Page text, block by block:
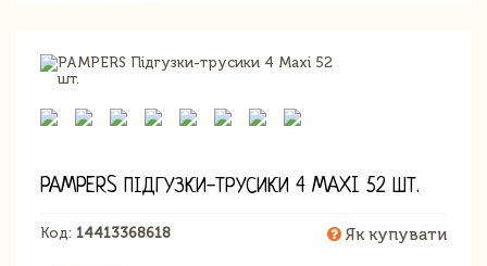
PAMPERS ПІДГУЗКИ-ТРУСИКИ 4 MAXI 52 ШТ.
Код: 14413368618 Як купувати